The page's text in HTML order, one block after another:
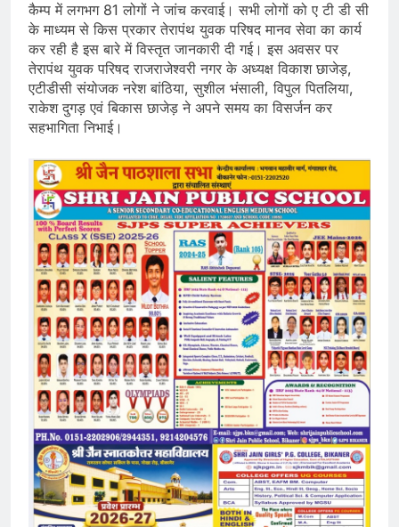
कैम्प में लगभग 81 लोगों ने जांच करवाई। सभी लोगों को ए टी डी सी
के माध्यम से किस प्रकार तेरापंथ युवक परिषद मानव सेवा का कार्य
कर रही है इस बारे में विस्तृत जानकारी दी गई। इस अवसर पर
तेरापंथ युवक परिषद राजराजेश्वरी नगर के अध्यक्ष विकाश छाजेड़,
एटीडीसी संयोजक नरेश बांठिया, सुशील भंसाली, विपुल पितलिया,
राकेश दुगड़ एवं बिकास छाजेड़ ने अपने समय का विसर्जन कर
सहभागिता निभाई।